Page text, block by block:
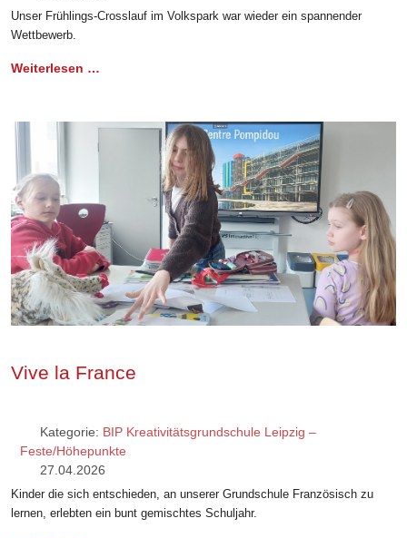
Unser Frühlings-Crosslauf im Volkspark war wieder ein spannender
Wettbewerb.
Weiterlesen …
Vive la France
Kategorie: BIP Kreativitätsgrundschule Leipzig –
Feste/Höhepunkte
27.04.2026
Kinder die sich entschieden, an unserer Grundschule Französisch zu
lernen, erlebten ein bunt gemischtes Schuljahr.